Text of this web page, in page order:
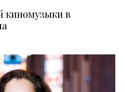
киномузыки в